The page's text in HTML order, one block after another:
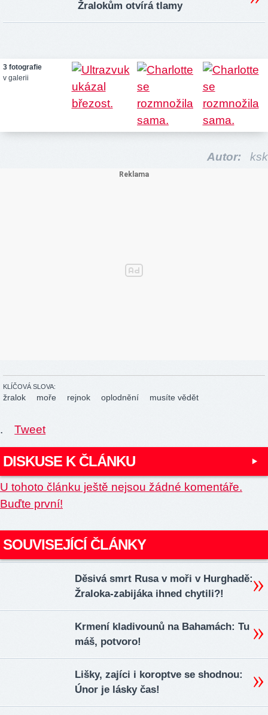
Žralokům otvírá tlamy
3 fotografie
v galerii
Autor: ksk
KLÍČOVÁ SLOVA:
žralok moře rejnok oplodnění musíte vědět
. Tweet
DISKUSE K ČLÁNKU
U tohoto článku ještě nejsou žádné komentáře.
Buďte první!
SOUVISEJÍCÍ ČLÁNKY
Děsivá smrt Rusa v moři v Hurghadě:
Žraloka-zabijáka ihned chytili?!
Krmení kladivounů na Bahamách: Tu
máš, potvoro!
Lišky, zajíci i koroptve se shodnou:
Únor je lásky čas!